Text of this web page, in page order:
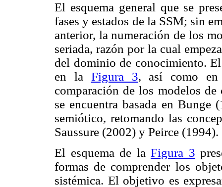
El esquema general que se
fases y estados de la SSM; sin
anterior, la numeración de los
seriada, razón por la cual
del dominio de conocimiento.
en la Figura 3, así como
comparación de los modelos
se encuentra basada en
semiótico, retomando las
Saussure (2002) y Peirce (1994).
El esquema de la Figura 3
formas de comprender los
sistémica. El objetivo es